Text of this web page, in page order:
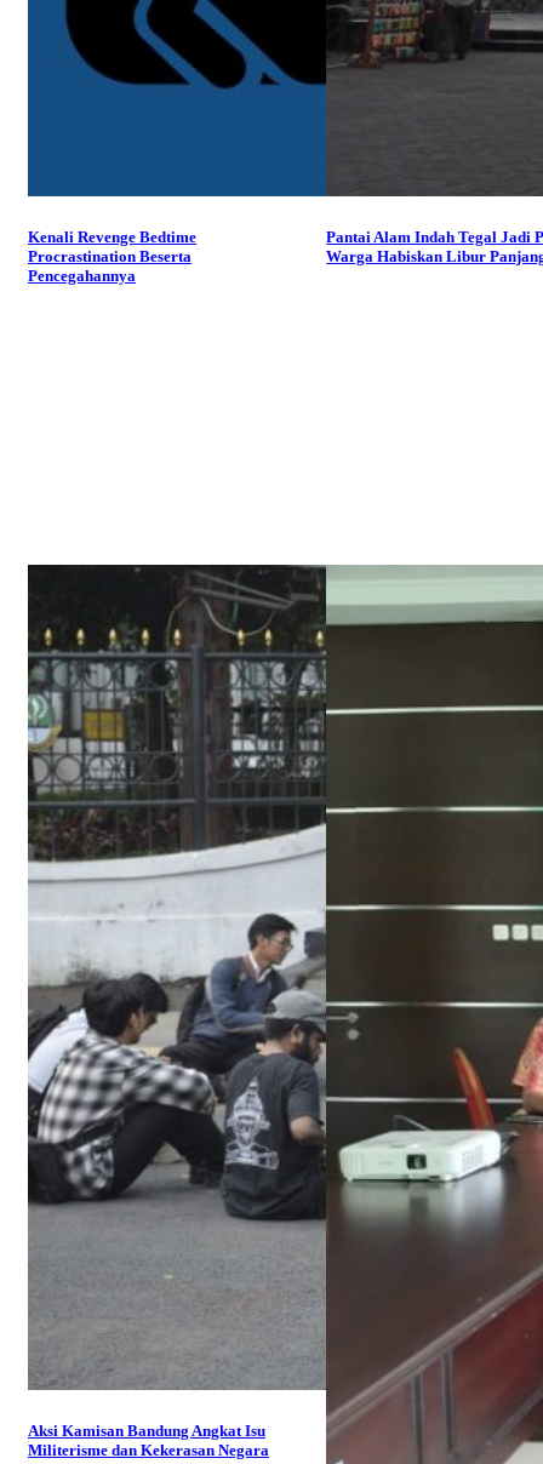
Kenali Revenge Bedtime
Procrastination Beserta
Pencegahannya
Pantai Alam Indah Tegal Jadi
Warga Habiskan Libur
Aksi Kamisan Bandung Angkat Isu
Militerisme dan Kekerasan Negara